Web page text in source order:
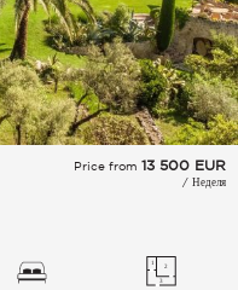
Price from 13 500 EUR
/ Неделя